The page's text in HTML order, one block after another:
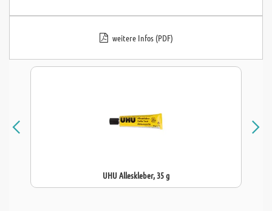
weitere Infos (PDF)
UHU Alleskleber, 35 g